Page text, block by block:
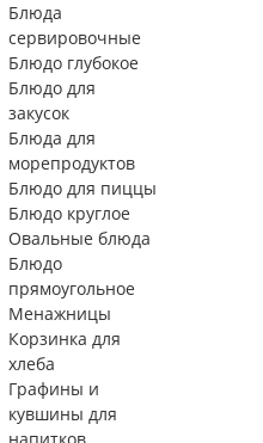
Блюда
сервировочные
Блюдо глубокое
Блюдо для
закусок
Блюда для
морепродуктов
Блюдо для пиццы
Блюдо круглое
Овальные блюда
Блюдо
прямоугольное
Менажницы
Корзинка для
хлеба
Графины и
кувшины для